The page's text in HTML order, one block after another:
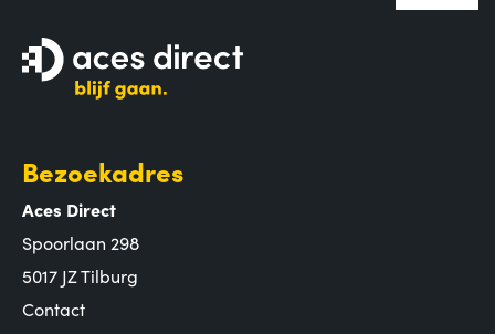
Bezoekadres
Aces Direct
Spoorlaan 298
5017 JZ Tilburg
Contact